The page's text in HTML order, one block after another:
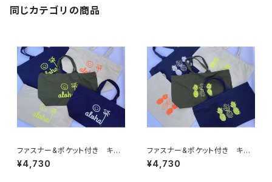
同じカテゴリの商品
ファスナー&ポケット付き キャ
ンバス地BIGトート（二コちゃん・
スマイル）
¥4,730
ファスナー&ポケット付き キャ
ンバス地BIGトート（パイナップ
ル）
¥4,730